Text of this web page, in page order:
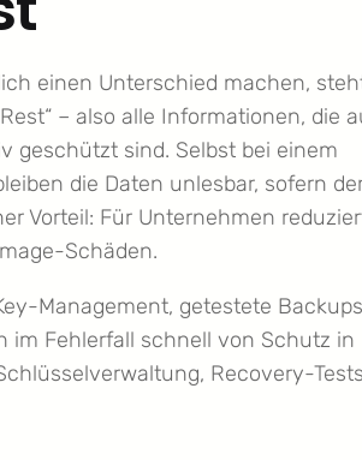
einen Unterschied machen,
– also alle Informationen, die
geschützt sind. Selbst bei einem
die Daten unlesbar, sofern
Vorteil: Für Unternehmen
Schäden.
Management, getestete Backups
im Fehlerfall schnell von Schutz in
Recovery-Tests